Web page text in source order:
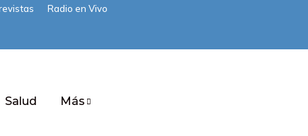
Radio en Vivo
Salud Más